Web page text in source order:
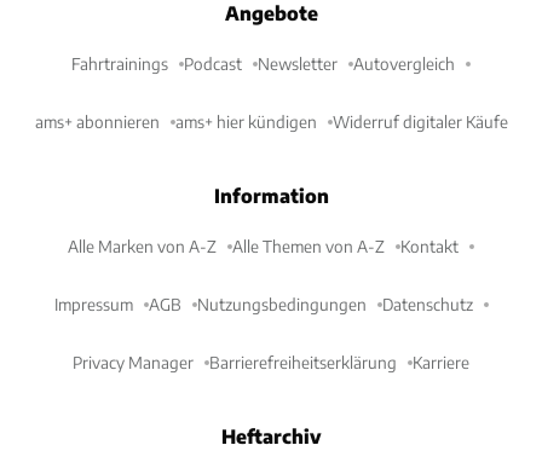
Angebote
Fahrtrainings Podcast Newsletter Autovergleich
ams+ abonnieren ams+ hier kündigen Widerruf digitaler Käufe
Information
Alle Marken von A-Z Alle Themen von A-Z Kontakt
Impressum AGB Nutzungsbedingungen Datenschutz
Privacy Manager Barrierefreiheitserklärung Karriere
Heftarchiv